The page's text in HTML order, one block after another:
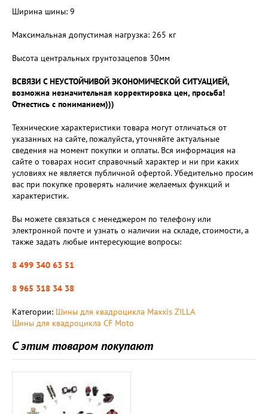
Ширина шины: 9
Максимальная допустимая нагрузка: 265 кг
Высота центральных грунтозацепов 30мм
ВСВЯЗИ С НЕУСТОЙЧИВОЙ ЭКОНОМИЧЕСКОЙ СИТУАЦИЕЙ,
возможна незначительная корректировка цен, просьба!
Отнестись с пониманием)))
Технические характеристики товара могут отличаться от
указанных на сайте, пожалуйста, уточняйте актуальные
сведения на момент покупки и оплаты. Вся информация на
сайте о товарах носит справочный характер и ни при каких
условиях не является публичной офертой. Убедительно просим
вас при покупке проверять наличие желаемых функций и
характеристик.
Вы можете связаться с менеджером по телефону или
электронной почте и узнать о наличии на складе, стоимости, а
также задать любые интересующие вопросы:
8 499 340 63 51
8 965 318 34 38
Категории: Шины для квадроцикла Maxxis ZILLA
Шины для квадроцикла CF Moto
С этим товаром покупают